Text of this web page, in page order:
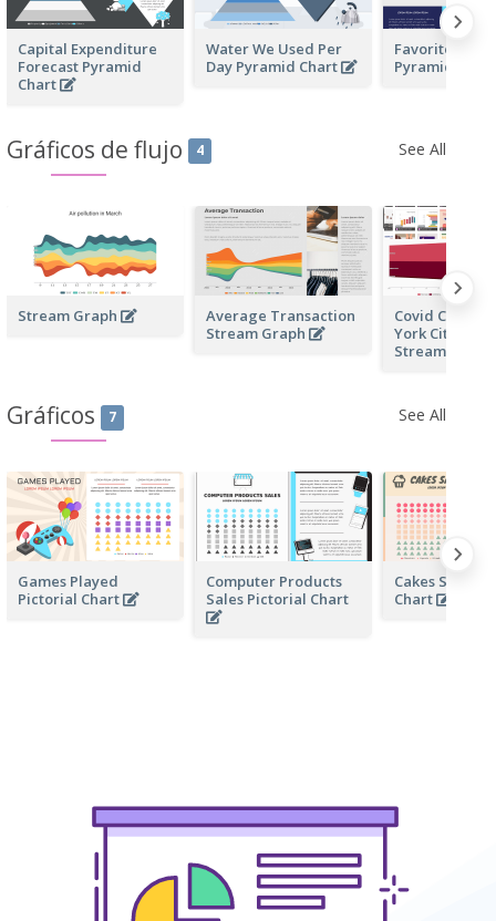
Capital Expenditure
Forecast Pyramid
Chart
Water We Used Per
Day Pyramid Chart
Favorite
Pyramid
Gráficos de flujo 4 See All
Stream Graph
Average Transaction
Stream Graph
Covid Cases
York City in
Stream Graph
Gráficos 7 See All
Games Played
Pictorial Chart
Computer Products
Sales Pictorial Chart
Cakes Sales
Chart